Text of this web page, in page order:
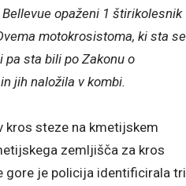
opaženi 1 štirikolesnik
motokrosistoma, ki sta se
sta bili po Zakonu o
jih naložila v kombi.
kros steze na kmetijskem
zemljišča za kros
gore je policija identificirala tri